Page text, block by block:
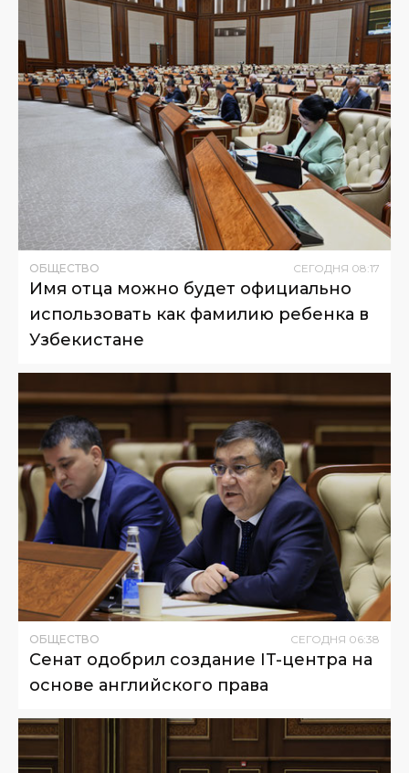
ОБЩЕСТВО СЕГОДНЯ 08:17
Имя отца можно будет официально
использовать как фамилию ребенка в
Узбекистане
ОБЩЕСТВО СЕГОДНЯ 06:38
Сенат одобрил создание IT-центра на
основе английского права